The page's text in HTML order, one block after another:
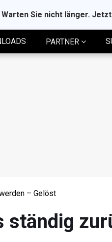
Warten Sie nicht länger.
PARTNER
– Gelöst
ständig